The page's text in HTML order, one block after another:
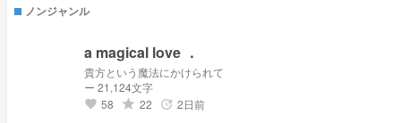
ノンジャンル
a magical love ．
貴方という魔法にかけられて
ー 21,124文字
favorite 58 grade 22 update 2日前